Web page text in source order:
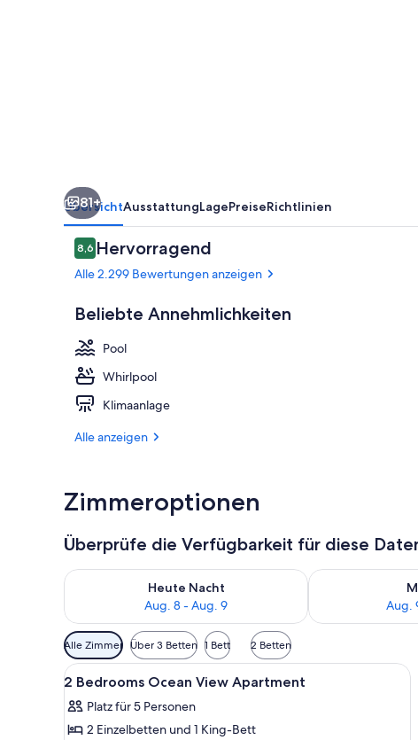
81+
ÜbersichtAusstattungLagePreiseRichtlinien
Bewertungen
8,68,6 von 10.
Hervorragend
Alle 2.299 Bewertungen anzeigen
Beliebte Annehmlichkeiten
Pool
Whirlpool
Klimaanlage
Alle anzeigen
Zimmeroptionen
Überprüfe die Verfügbarkeit für diese
Heute Nacht
Aug. 8 - Aug. 9
Überprüfe die Verfügbarkeit für heute Nacht, Aug. 8 -
Aug.
Überprüfe die
Verfügbare
Filter
für
Alle Zimmer Über 3 Betten 1 Bett 2 Betten
Alle
Fotos
für
2
Schreibtisch, Bügeleisen/
3
2 Bedrooms Ocean View Apartment
Platz für 5 Personen
2 Einzelbetten und 1 King-Bett